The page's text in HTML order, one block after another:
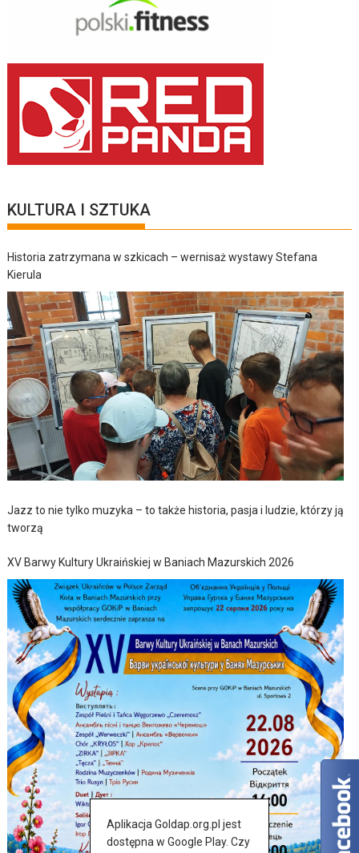
KULTURA I SZTUKA
Historia zatrzymana w szkicach – wernisaż wystawy Stefana
Kierula
Jazz to nie tylko muzyka – to także historia, pasja i ludzie, którzy ją
tworzą
XV Barwy Kultury Ukraińskiej w Baniach Mazurskich 2026
Aplikacja Goldap.org.pl jest
dostępna w Google Play. Czy